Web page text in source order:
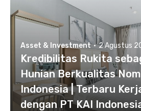
Asset & Investment · 2 Agustus
Kredibilitas Rukita
Hunian Berkualitas
Indonesia | Terbaru
dengan PT KAI